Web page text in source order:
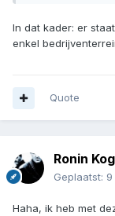
In dat kader: er
enkel
Quote
Ronin
Geplaatst:
Haha, ik heb met